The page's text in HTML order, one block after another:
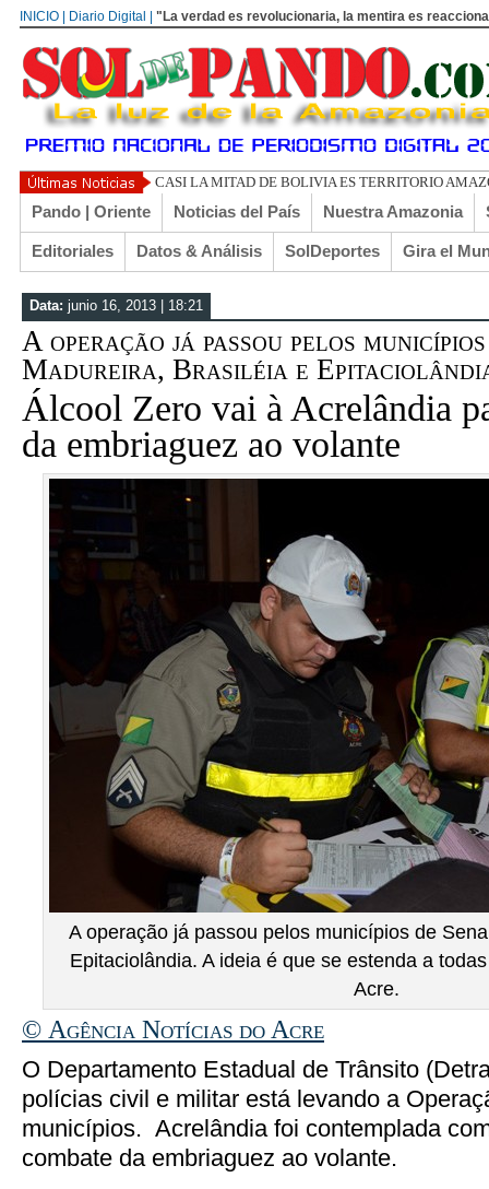
INICIO | Diario Digital | "La verdad es revolucionaria, la mentira es
UN
Pando | Oriente Noticias del País Nuestra Amazonia
Editoriales Datos & Análisis SolDeportes Gira el
Data: junio 16, 2013 | 18:21
A operação já passou pelos
Madureira, Brasiléia e
Álcool Zero vai à Acrelândia
da embriaguez ao volante
A operação já passou pelos municípios de
Epitaciolândia. A ideia é que se estenda a
Acre.
© Agência Notícias do Acre
O Departamento Estadual de Trânsito
polícias civil e militar está levando a
municípios. Acrelândia foi contemplada
combate da embriaguez ao volante.